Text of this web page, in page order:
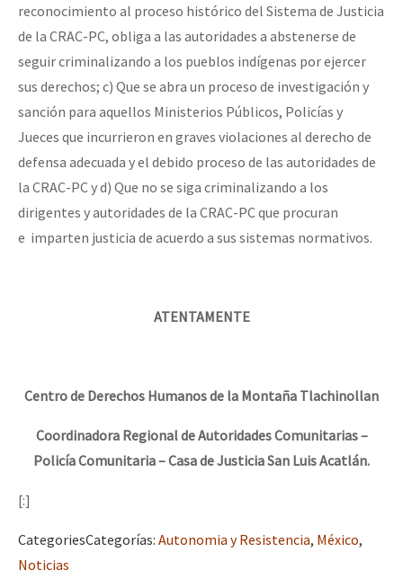
reconocimiento al proceso histórico del Sistema de Justicia
de la CRAC-PC, obliga a las autoridades a abstenerse de
seguir criminalizando a los pueblos indígenas por ejercer
sus derechos; c) Que se abra un proceso de investigación y
sanción para aquellos Ministerios Públicos, Policías y
Jueces que incurrieron en graves violaciones al derecho de
defensa adecuada y el debido proceso de las autoridades de
la CRAC-PC y d) Que no se siga criminalizando a los
dirigentes y autoridades de la CRAC-PC que procuran
e imparten justicia de acuerdo a sus sistemas normativos.
ATENTAMENTE
Centro de Derechos Humanos de la Montaña Tlachinollan
Coordinadora Regional de Autoridades Comunitarias –
Policía Comunitaria – Casa de Justicia San Luis Acatlán.
[:]
CategoriesCategorías: Autonomia y Resistencia, México,
Noticias